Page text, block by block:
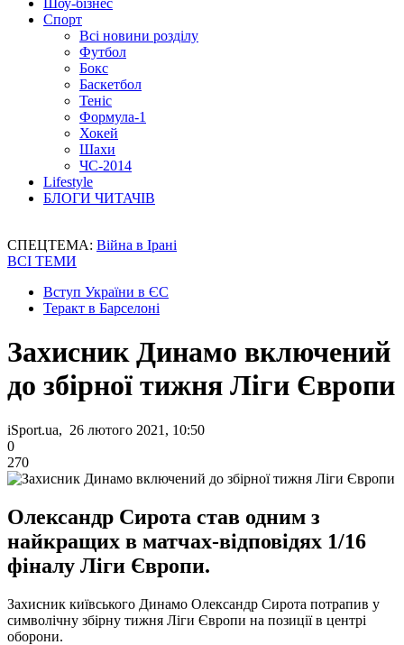
Шоу-бізнес
Спорт
Всі новини розділу
Футбол
Бокс
Баскетбол
Теніс
Формула-1
Хокей
Шахи
ЧС-2014
Lifestyle
БЛОГИ ЧИТАЧІВ
СПЕЦТЕМА: Війна в Ірані
ВСІ ТЕМИ
Вступ України в ЄС
Теракт в Барселоні
Захисник Динамо включений
до збірної тижня Ліги Європи
iSport.ua, 26 лютого 2021, 10:50
0
270
Олександр Сирота став одним з
найкращих в матчах-відповідях 1/16
фіналу Ліги Європи.
Захисник київського Динамо Олександр Сирота потрапив у
символічну збірну тижня Ліги Європи на позиції в центрі
оборони.